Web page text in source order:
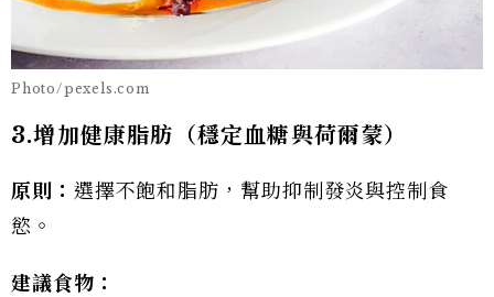
Photo/pexels.com
3.增加健康脂肪（穩定血糖與荷爾蒙）
原則： 選擇不飽和脂肪，幫助抑制發炎與控制食
慾。
建議食物：